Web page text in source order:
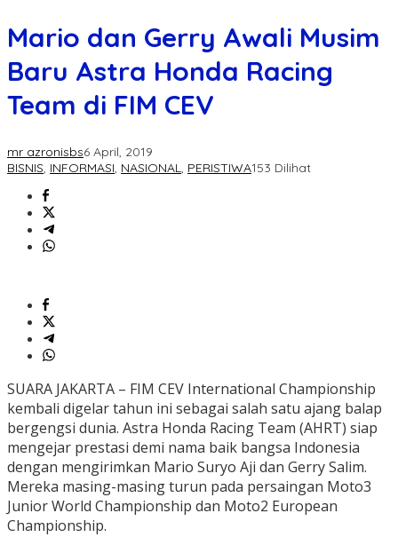
Mario dan Gerry Awali Musim
Baru Astra Honda Racing
Team di FIM CEV
mr azronisbs6 April, 2019
BISNIS, INFORMASI, NASIONAL, PERISTIWA153 Dilihat
SUARA JAKARTA – FIM CEV International Championship
kembali digelar tahun ini sebagai salah satu ajang balap
bergengsi dunia. Astra Honda Racing Team (AHRT) siap
mengejar prestasi demi nama baik bangsa Indonesia
dengan mengirimkan Mario Suryo Aji dan Gerry Salim.
Mereka masing-masing turun pada persaingan Moto3
Junior World Championship dan Moto2 European
Championship.